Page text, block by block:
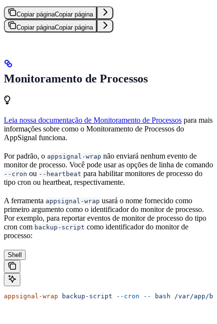
Copiar páginaCopiar página
Copiar páginaCopiar página
Monitoramento de Processos
Leia nossa documentação de Monitoramento de Processos para mais
informações sobre como o Monitoramento de Processos do
AppSignal funciona.
Por padrão, o appsignal-wrap não enviará nenhum evento de
monitor de processo. Você pode usar as opções de linha de comando
--cron ou --heartbeat para habilitar monitores de processo do
tipo cron ou heartbeat, respectivamente.
A ferramenta appsignal-wrap usará o nome fornecido como
primeiro argumento como o identificador do monitor de processo.
Por exemplo, para reportar eventos de monitor de processo do tipo
cron com backup-script como identificador do monitor de
processo:
Shell
appsignal-wrap backup-script --cron -- bash /var/app/